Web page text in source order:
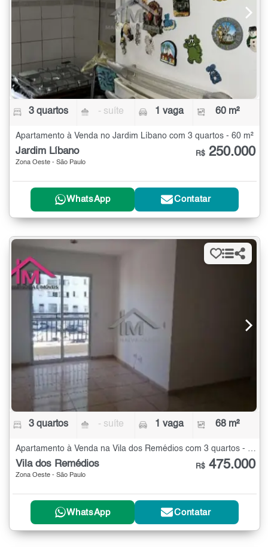
3 quartos - suíte 1 vaga 60 m²
Apartamento à Venda no Jardim Líbano com 3 quartos - 60 m²
Jardim Líbano
Zona Oeste - São Paulo
R$ 250.000
WhatsApp Contatar
3 quartos - suíte 1 vaga 68 m²
Apartamento à Venda na Vila dos Remédios com 3 quartos - 68 m²
Vila dos Remédios
Zona Oeste - São Paulo
R$ 475.000
WhatsApp Contatar